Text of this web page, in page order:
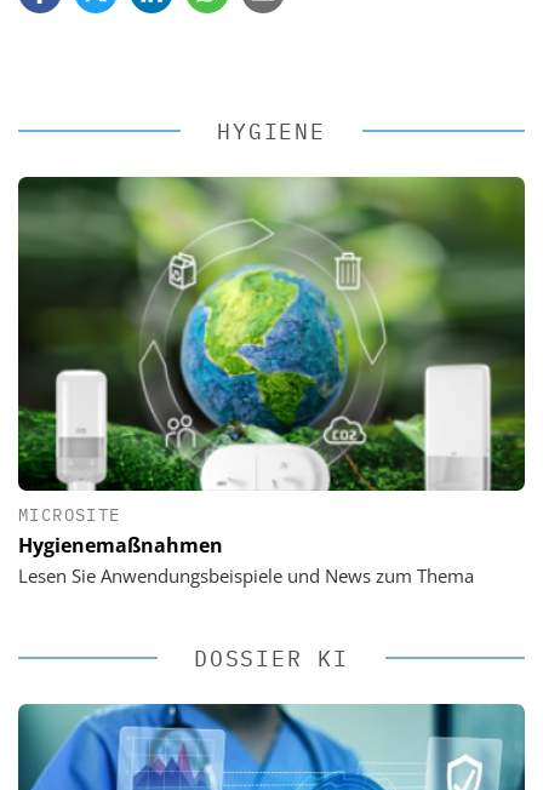
HYGIENE
MICROSITE
Hygienemaßnahmen
Lesen Sie Anwendungsbeispiele und News zum Thema
DOSSIER KI